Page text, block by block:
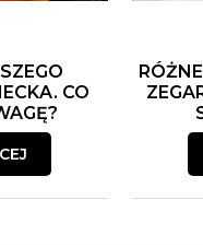
CO